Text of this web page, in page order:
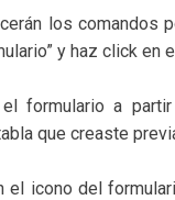
los comandos
y haz click en
el formulario a
que creaste
el icono del